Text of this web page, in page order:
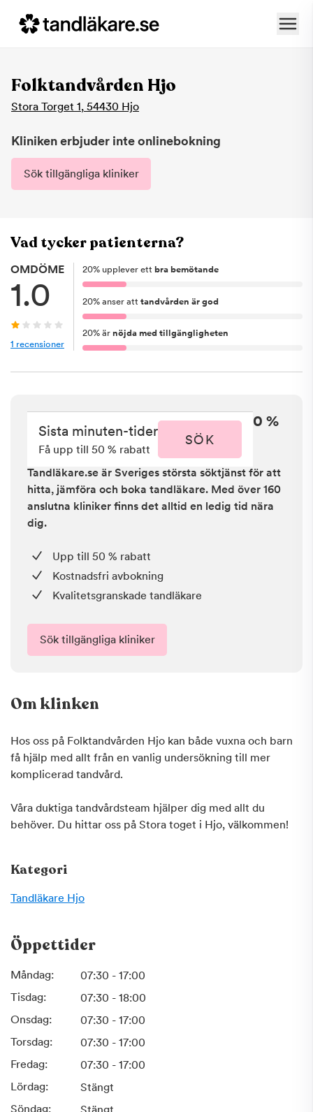
Folktandvården Hjo
Stora Torget 1, 54430 Hjo
Kliniken erbjuder inte onlinebokning
Sök tillgängliga kliniker
Vad tycker patienterna?
OMDÖME
1.0
1 recensioner
20% upplever ett bra bemötande
20% anser att tandvården är god
20% är nöjda med tillgängligheten
Sista minuten i Hjo - få upp till 50 %
rabatt
Tandläkare.se är Sveriges största söktjänst för att
hitta, jämföra och boka tandläkare. Med över 160
anslutna kliniker finns det alltid en ledig tid nära
dig.
Upp till 50 % rabatt
Kostnadsfri avbokning
Kvalitetsgranskade tandläkare
Sök tillgängliga kliniker
Sista minuten-tider
Få upp till 50 % rabatt
SÖK
Om klinken
Hos oss på Folktandvården Hjo kan både vuxna och barn
få hjälp med allt från en vanlig undersökning till mer
komplicerad tandvård.
Våra duktiga tandvårdsteam hjälper dig med allt du
behöver. Du hittar oss på Stora toget i Hjo, välkommen!
Kategori
Tandläkare Hjo
Öppettider
Måndag:
07:30 - 17:00
Tisdag:
07:30 - 18:00
Onsdag:
07:30 - 17:00
Torsdag:
07:30 - 17:00
Fredag:
07:30 - 17:00
Lördag:
Stängt
Söndag:
Stängt